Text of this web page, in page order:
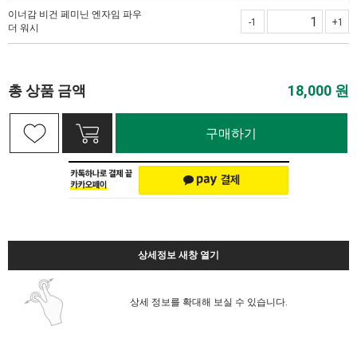
이너감 비건 페미닌 엔자임 파우
더 워시
+1
-1
총 상품 금액 18,000 원
구매하기
상세정보 새창 열기
상세 정보를 확대해 보실 수 있습니다.